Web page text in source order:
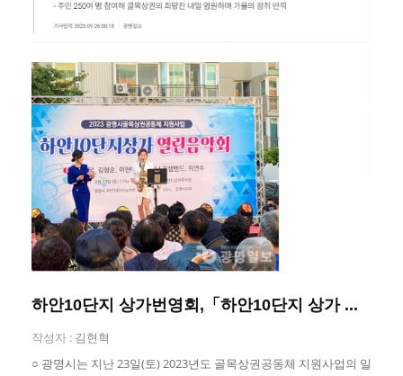
하안10단지 상가번영회,「하안10단지 상가 ...
작성자 : 김현혁
○ 광명시는 지난 23일(토) 2023년도 골목상권공동체 지원사업의 일